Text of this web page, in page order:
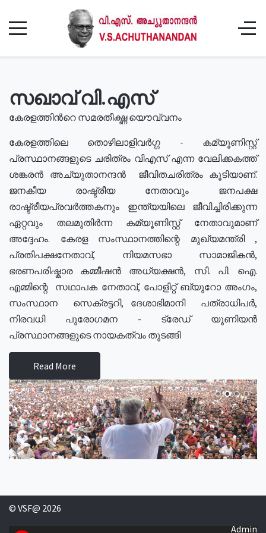
സഖാവ് വി.എസ്
കേരളത്തിൻറെ സമരതീക്ഷ്ണ യൌവ്വനം
കേരളത്തിലെ തൊഴിലാളിവർഗ്ഗ - കമ്യൂണിസ്റ്റ്
പ്രസ്ഥാനങ്ങളുടെ ചരിത്രം വിഎസ് എന്ന വേലിക്കകത്ത്
ശങ്കരൻ അച്യുതാനന്ദൻ ജീവിതചരിത്രം കൂടിയാണ്.
ജനകീയ രാഷ്ട്രീയ നേതാവും ജനപക്ഷ
രാഷ്ട്രീയപ്രവർത്തകനും ഇന്ത്യയിലെ ജീവിച്ചിരിക്കുന്ന
ഏറ്റവും തലമുതിർന്ന കമ്യൂണിസ്റ്റ് നേതാവുമാണ്
അദ്ദേഹം. കേരള സംസ്ഥാനത്തിന്റെ മുഖ്യമന്ത്രി ,
പ്രതിപക്ഷനേതാവ്, നിയമസഭാ സാമാജികൻ,
ഭരണപരിഷ്കാര കമ്മീഷൻ അധ്യക്ഷൻ, സി. പി. ഐ.
എമ്മിന്റെ സഥാപക നേതാവ്, പോളിറ്റ് ബ്യുറോ അംഗം,
സംസ്ഥാന സെക്രട്ടറി, ദേശാഭിമാനി പത്രാധിപർ,
നിരവധി പുരോഗമന - ട്രേഡ് യൂണിയൻ
പ്രസ്ഥാനങ്ങളുടെ നായകത്വം തുടങ്ങി
Read More
© VSF@ 2026
Admin